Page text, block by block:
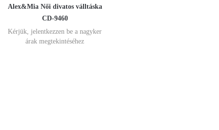
Alex&Mia Női divatos válltáska
CD-9460
Kérjük, jelentkezzen be a nagyker
árak megtekintéséhez